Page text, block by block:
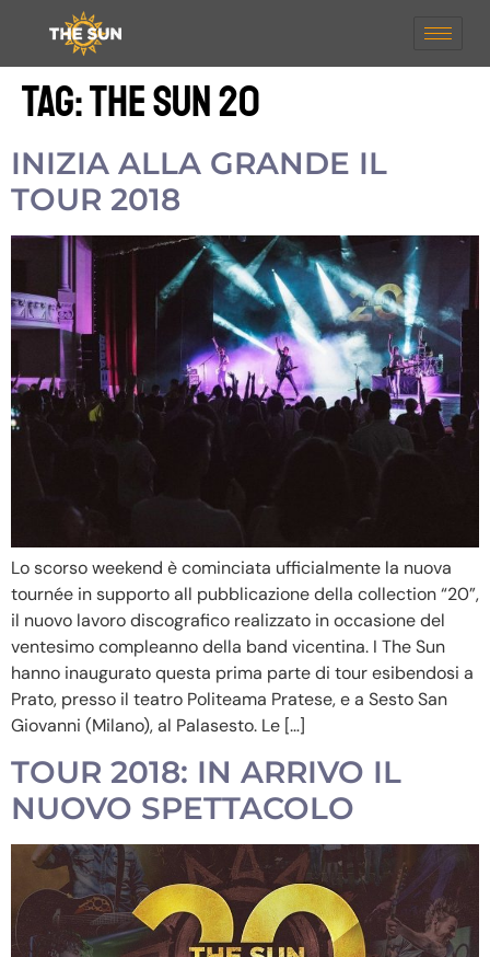
Tag:the sun 20
INIZIA ALLA GRANDE IL
TOUR 2018
Lo scorso weekend è cominciata ufficialmente la nuova
tournée in supporto all pubblicazione della collection “20”,
il nuovo lavoro discografico realizzato in occasione del
ventesimo compleanno della band vicentina. I The Sun
hanno inaugurato questa prima parte di tour esibendosi a
Prato, presso il teatro Politeama Pratese, e a Sesto San
Giovanni (Milano), al Palasesto. Le […]
TOUR 2018: IN ARRIVO IL
NUOVO SPETTACOLO